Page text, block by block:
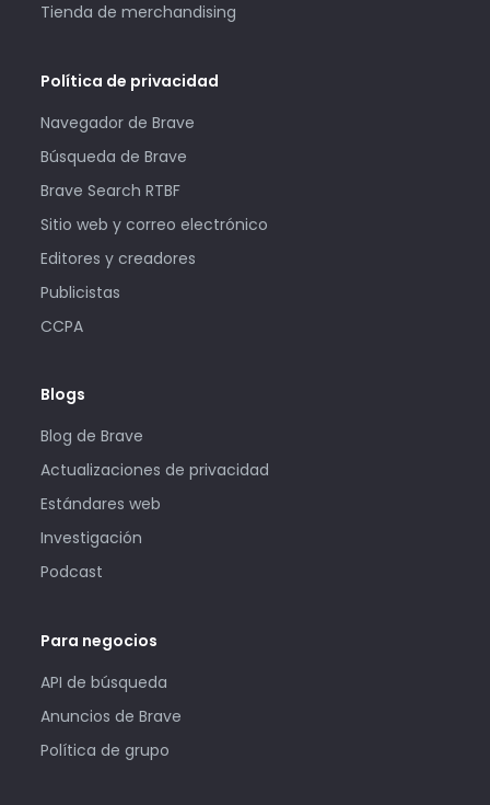
Tienda de merchandising
Política de privacidad
Navegador de Brave
Búsqueda de Brave
Brave Search RTBF
Sitio web y correo electrónico
Editores y creadores
Publicistas
CCPA
Blogs
Blog de Brave
Actualizaciones de privacidad
Estándares web
Investigación
Podcast
Para negocios
API de búsqueda
Anuncios de Brave
Política de grupo